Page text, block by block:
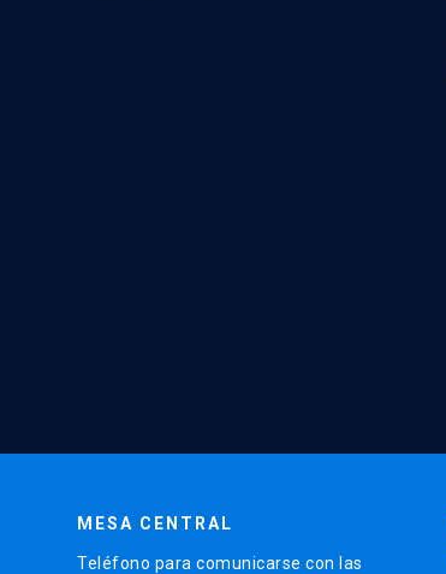
MESA CENTRAL
Teléfono para comunicarse con las